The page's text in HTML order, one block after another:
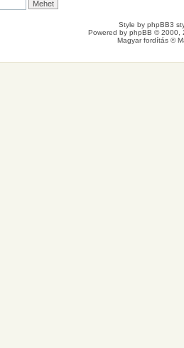
Style by phpBB3
Powered by phpBB © 2000,
Magyar fordítás ©